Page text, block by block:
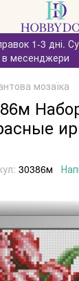
1-3 дні.
в месенджери
мозаїка
30386м